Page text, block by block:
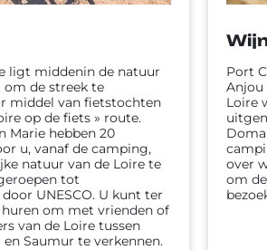
ligt middenin de natuur
de streek te
middel van fietstochten
op de fiets » route.
Marie hebben 20
u, vanaf de camping,
natuur van de Loire te
tot
UNESCO. U kunt ter
om met vrienden of
van de Loire tussen
en Saumur te verkennen.
Port
Anjou
Loire
over
om